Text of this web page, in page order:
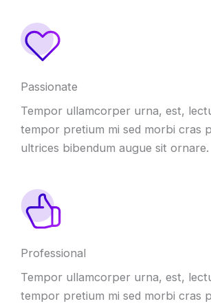
Passionate
Tempor ullamcorper urna, est,
tempor pretium mi sed morbi cras
ultrices bibendum augue sit ornare.
Professional
Tempor ullamcorper urna, est,
tempor pretium mi sed morbi cras